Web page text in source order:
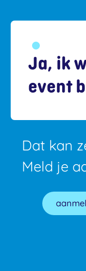
Ja, ik
event
Dat kan
Meld je